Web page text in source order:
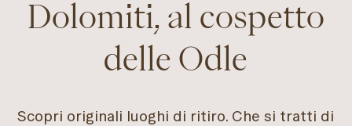
Dolomiti, al cospetto
delle Odle
Scopri originali luoghi di ritiro. Che si tratti di